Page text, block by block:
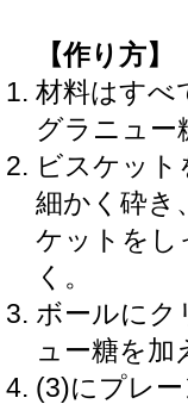
【作り方】
材料はすべ
グラニュー
ビスケッ
細かく砕き
ケットをし
く。
ボールにク
ュー糖を加
(3)にプレ